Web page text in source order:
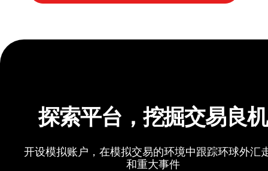
探索平台，挖掘交易良机
开设模拟账户，在模拟交易的环境中跟踪环球外汇
和重大事件